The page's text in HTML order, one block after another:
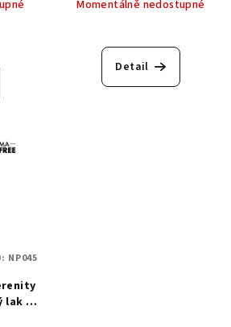
Momentálně nedostupné
Detail
lak s
NP045